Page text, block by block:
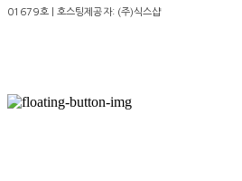
01679호| 호스팅제공자: (주)식스샵